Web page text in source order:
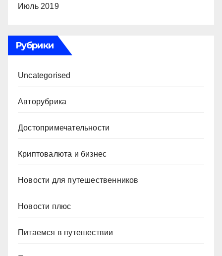
Июль 2019
Рубрики
Uncategorised
Авторубрика
Достопримечательности
Криптовалюта и бизнес
Новости для путешественников
Новости плюс
Питаемся в путешествии